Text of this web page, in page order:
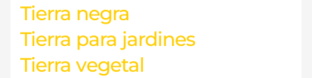
Tierra negra
Tierra para jardines
Tierra vegetal